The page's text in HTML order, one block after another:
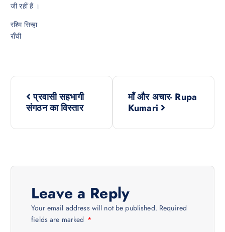
जी रहीं हैं ।
रश्मि सिन्हा
राँची
P
s
t
प्रवासी सहभागी
संगठन का विस्तार
माँ और अचार- Rupa
Kumari
Leave a Reply
Your email address will not be published. Required
fields are marked *